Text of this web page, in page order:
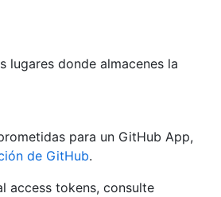
lugares donde almacenes la
para un GitHub App,
de GitHub.
access tokens, consulte